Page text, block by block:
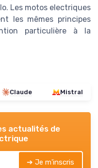
Les motos electriques
les mêmes principes
particulière à la
Claude Mistral
actualités de
➔ Je m'inscris